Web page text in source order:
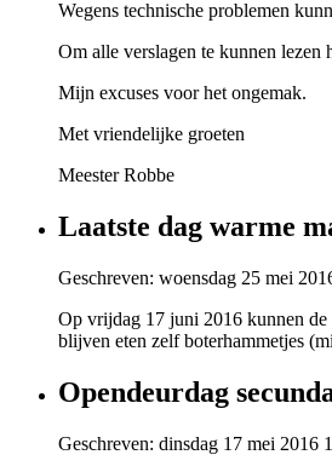
Wegens technische problemen
Om alle verslagen te kunnen lezen
Mijn excuses voor het ongemak.
Met vriendelijke groeten
Meester Robbe
Laatste dag warme
Geschreven: woensdag 25 mei
Op vrijdag 17 juni 2016 kunnen de
blijven eten zelf boterhammetjes
Opendeurdag
Geschreven: dinsdag 17 mei 2016